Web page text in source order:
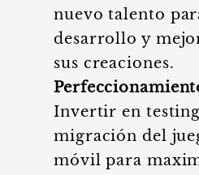
nuevo talento
desarrollo y
sus creaciones.
Invertir en
migración del
móvil para